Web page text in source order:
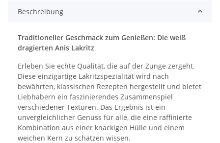
Beschreibung
Traditioneller Geschmack zum Genießen: Die weiß
dragierten Anis Lakritz
Erleben Sie echte Qualität, die auf der Zunge zergeht.
Diese einzigartige Lakritzspezialität wird nach
bewährten, klassischen Rezepten hergestellt und bietet
Liebhabern ein faszinierendes Zusammenspiel
verschiedener Texturen. Das Ergebnis ist ein
unvergleichlicher Genuss für alle, die eine raffinierte
Kombination aus einer knackigen Hülle und einem
weichen Kern zu schätzen wissen.